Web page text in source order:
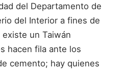
del Departamento de
del Interior a fines de
un Taiwán
hacen fila ante los
cemento; hay quienes